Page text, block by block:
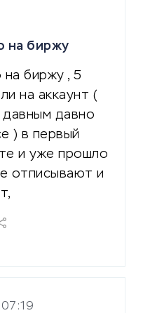
на биржу
на биржу , 5
на аккаунт (
давно
) в первый
и уже прошло
отписывают и